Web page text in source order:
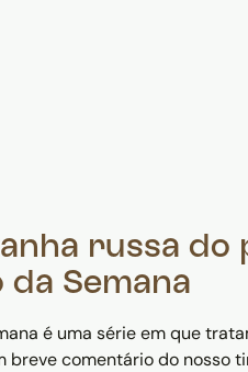
russa do
da Semana
é uma série em que
breve comentário do nosso